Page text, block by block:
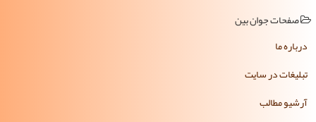
صفحات جوان بین
درباره ما
تبلیغات در سایت
آرشیو مطالب